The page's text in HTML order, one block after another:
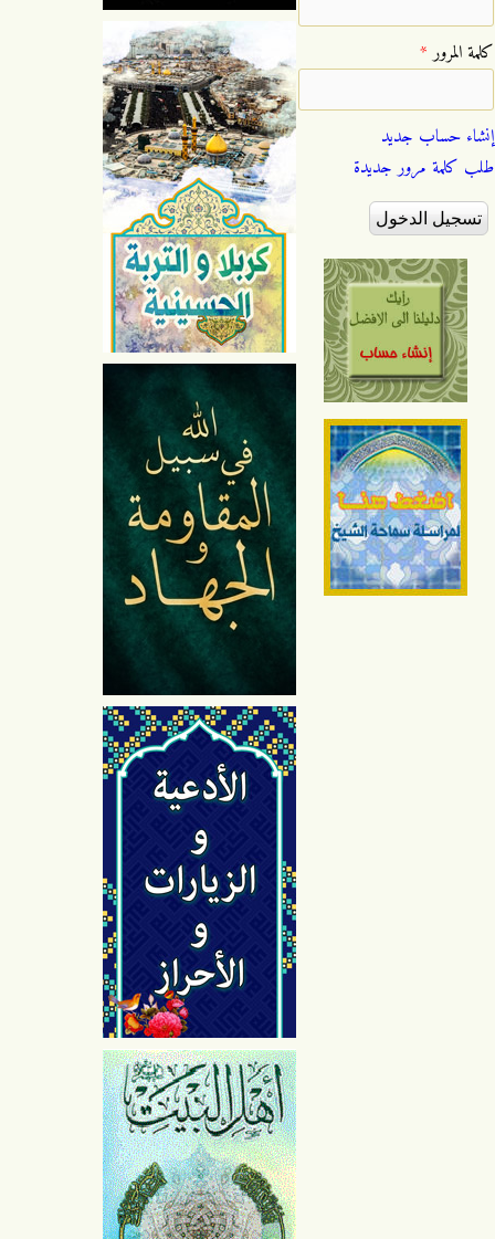
‏كلمة المرور ‏*
إنشاء حساب جديد
طلب كلمة مرور جديدة